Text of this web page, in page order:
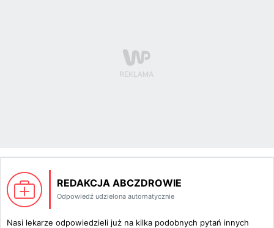
REDAKCJA ABCZDROWIE
Odpowiedź udzielona automatycznie
Nasi lekarze odpowiedzieli już na kilka podobnych pytań innych